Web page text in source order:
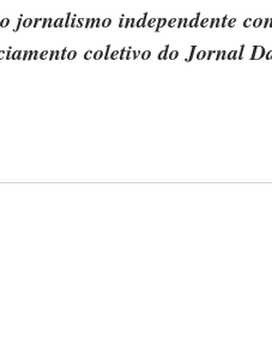
jornalismo independente
coletivo do Jornal